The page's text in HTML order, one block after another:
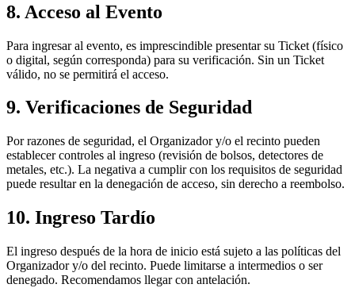
8. Acceso al Evento
Para ingresar al evento, es imprescindible presentar su Ticket (físico
o digital, según corresponda) para su verificación. Sin un Ticket
válido, no se permitirá el acceso.
9. Verificaciones de Seguridad
Por razones de seguridad, el Organizador y/o el recinto pueden
establecer controles al ingreso (revisión de bolsos, detectores de
metales, etc.). La negativa a cumplir con los requisitos de seguridad
puede resultar en la denegación de acceso, sin derecho a reembolso.
10. Ingreso Tardío
El ingreso después de la hora de inicio está sujeto a las políticas del
Organizador y/o del recinto. Puede limitarse a intermedios o ser
denegado. Recomendamos llegar con antelación.